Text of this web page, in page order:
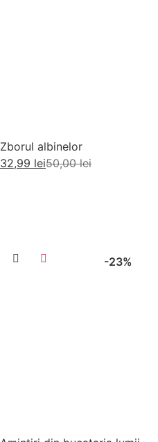
Zborul albinelor
50,00lei
32,99 lei
-23%